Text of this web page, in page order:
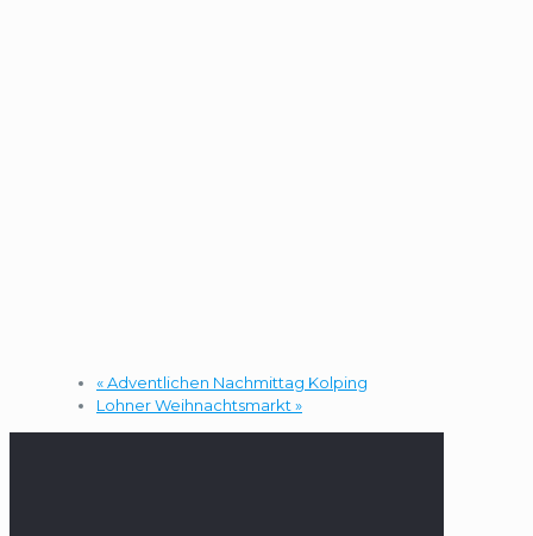
«Adventlichen Nachmittag Kolping
Lohner Weihnachtsmarkt »